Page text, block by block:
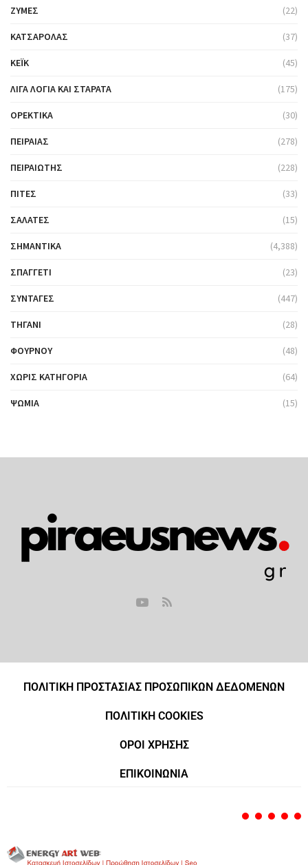
ΖΎΜΕΣ (22)
ΚΑΤΣΑΡΌΛΑΣ (37)
ΚΈΙΚ (45)
ΛΊΓΑ ΛΌΓΙΑ ΚΑΙ ΣΤΑΡΆΤΑ (175)
ΟΡΕΚΤΙΚΆ (30)
ΠΕΙΡΑΙΆΣ (278)
ΠΕΙΡΑΙΏΤΗΣ (228)
ΠΊΤΕΣ (33)
ΣΑΛΆΤΕΣ (15)
ΣΗΜΑΝΤΙΚΆ (4,388)
ΣΠΑΓΓΈΤΙ (23)
ΣΥΝΤΑΓΈΣ (447)
ΤΗΓΆΝΙ (28)
ΦΟΎΡΝΟΥ (48)
ΧΩΡΊΣ ΚΑΤΗΓΟΡΊΑ (64)
ΨΩΜΙΆ (15)
ΠΟΛΙΤΙΚΗ ΠΡΟΣΤΑΣΙΑΣ ΠΡΟΣΩΠΙΚΩΝ ΔΕΔΟΜΕΝΩΝ
ΠΟΛΙΤΙΚΗ COOKIES
ΟΡΟΙ ΧΡΗΣΗΣ
ΕΠΙΚΟΙΝΩΝΙΑ